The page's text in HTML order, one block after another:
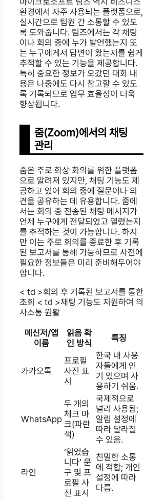
환경에서 자주 사용되는 플랫폼으로,
실시간으로 팀원 간 소통할 수 있도
록 도와줍니다. 팀즈에서는 각 채팅
이나 회의 중에 누가 발언했는지 또
는 누구에게서 답변이 왔는지를 쉽게
추적할 수 있는 기능을 제공합니다.
특히 중요한 정보가 오갔던 대화 내
용은 나중에도 다시 참고할 수 있도
록 기록되므로 업무 효율성이 더욱
향상됩니다.
줌(Zoom)에서의 채팅
관리
줌은 주로 화상 회의를 위한 플랫폼
으로 알려져 있지만, 채팅 기능도 제
공하고 있어 회의 중에 질문이나 의
견을 공유하는 데 유용합니다. 줌에
서는 회의 중 전송된 채팅 메시지가
언제 누구에게 전달되었고 열렸는지
를 추적하는 것이 가능합니다. 하지
만 이는 주로 회의를 종료한 후 기록
된 보고서를 통해 가능하므로 사전에
필요한 정보들은 미리 준비해두어야
합니다.
< td >회의 후 기록된 보고서를 통한
조회 < td >채팅 기능도 지원하여 의
사소통 원활
메신저/앱
이름
읽음 확
인 방식
특징
카카오톡
프로필
사진 표
시
한국 내 사용
자들에게 인
기 있으며 사
용하기 쉬움.
WhatsApp
두 개의
체크 마
크(파란
색)
국제적으로
널리 사용됨;
알림 설정에
따라 달라질
수 있음.
라인
‘읽었습
니다’ 문
구 및 프
로필 사
진 표시
친밀한 소통
에 적합; 개인
설정에 따라
다름.